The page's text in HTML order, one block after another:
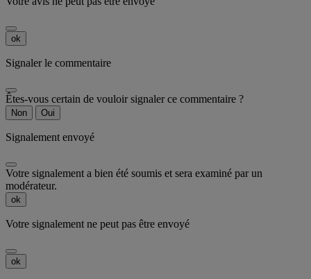
ok
Signaler le commentaire
Êtes-vous certain de vouloir signaler ce commentaire ?
Non Oui
Signalement envoyé
Votre signalement a bien été soumis et sera examiné par un
modérateur.
ok
Votre signalement ne peut pas être envoyé
ok